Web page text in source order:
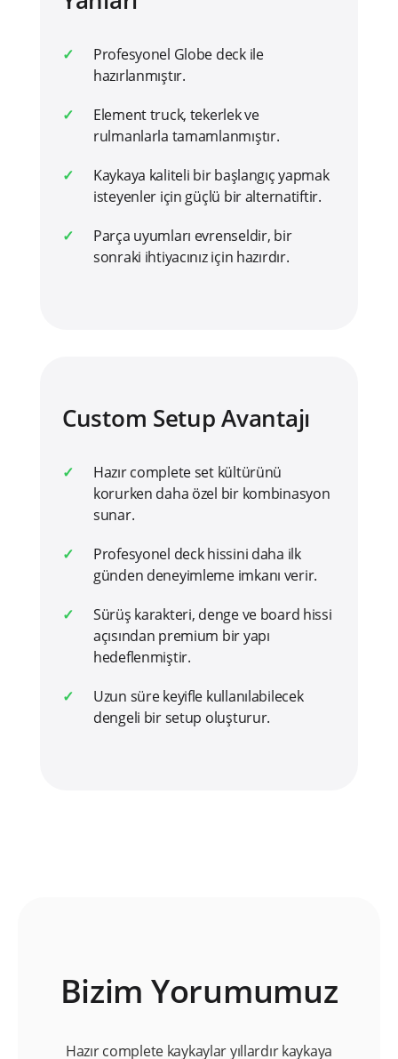
Profesyonel Globe deck ile
hazırlanmıştır.
Element truck, tekerlek ve
rulmanlarla tamamlanmıştır.
Kaykaya kaliteli bir başlangıç yapmak
isteyenler için güçlü bir alternatiftir.
Parça uyumları evrenseldir, bir
sonraki ihtiyacınız için hazırdır.
Custom Setup Avantajı
Hazır complete set kültürünü
korurken daha özel bir kombinasyon
sunar.
Profesyonel deck hissini daha ilk
günden deneyimleme imkanı verir.
Sürüş karakteri, denge ve board hissi
açısından premium bir yapı
hedeflenmiştir.
Uzun süre keyifle kullanılabilecek
dengeli bir setup oluşturur.
Bizim Yorumumuz
Hazır complete kaykaylar yıllardır kaykaya